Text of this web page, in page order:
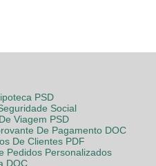
PSD
Social
Viagem PSD
De Pagamento DOC
De Clientes PDF
Pedidos Personalizados
DOC